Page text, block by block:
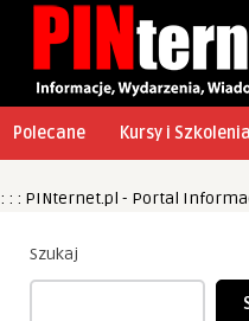
Polecane Kursy i Szkolenia
: : : PINternet.pl - Portal
Szukaj